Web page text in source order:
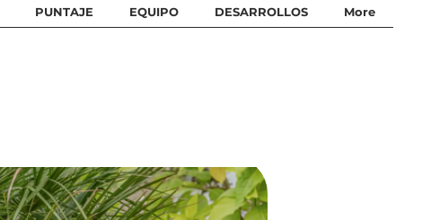
PUNTAJE EQUIPO DESARROLLOS More